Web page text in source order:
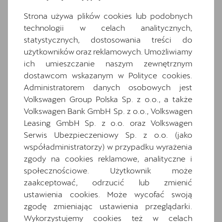
Extended pedestrian protection
Gniazdo 12V z przodu i 230V w bagażniku
Hamulce tarczowe z przodu
Hybrid drive system mHEV
Informacje o oponach
Inteligentny asystent parkowania z funkcją
zdalnego sterowania z telefonu
Komplet dywaników
Media System Plus: 12.9-calowy kolorowy
ekran dotykowy
Osłony przeciwsłoneczne kierowcy i
pasażera z zamykanymi i podświetlanymi
lusterkami
Oświetlenie powitalne w lusterkach boczn
ych
Strona używa plików cookies lub podobnych
technologii w celach analitycznych,
statystycznych, dostosowania treści do
użytkowników oraz reklamowych. Umożliwiamy
ich umieszczanie naszym zewnętrznym
dostawcom wskazanym w Polityce cookies.
Administratorem danych osobowych jest
Volkswagen Group Polska Sp. z o.o., a także
Volkswagen Bank GmbH Sp. z o.o., Volkswagen
Leasing GmbH Sp. z o.o. oraz Volkswagen
Serwis Ubezpieczeniowy Sp. z o.o. (jako
współadministratorzy) w przypadku wyrażenia
zgody na cookies reklamowe, analityczne i
społecznościowe. Użytkownik może
zaakceptować, odrzucić lub zmienić
ustawienia cookies. Może wycofać swoją
zgodę zmieniając ustawienia przeglądarki.
Wykorzystujemy cookies też w celach